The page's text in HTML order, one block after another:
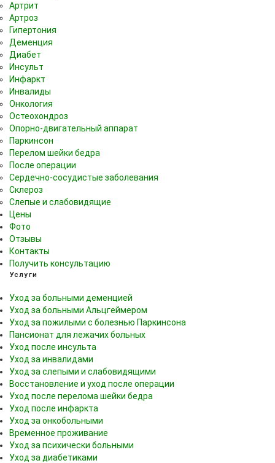
Артрит
Артроз
Гипертония
Деменция
Диабет
Инсульт
Инфаркт
Инвалиды
Онкология
Остеохондроз
Опорно-двигательный аппарат
Паркинсон
Перелом шейки бедра
После операции
Сердечно-сосудистые заболевания
Склероз
Слепые и слабовидящие
Цены
Фото
Отзывы
Контакты
Получить консультацию
Услуги
Уход за больными деменцией
Уход за больными Альцгеймером
Уход за пожилыми с болезнью Паркинсона
Пансионат для лежачих больных
Уход после инсульта
Уход за инвалидами
Уход за слепыми и слабовидящими
Восстановление и уход после операции
Уход после перелома шейки бедра
Уход после инфаркта
Уход за онкобольными
Временное проживание
Уход за психически больными
Уход за диабетиками